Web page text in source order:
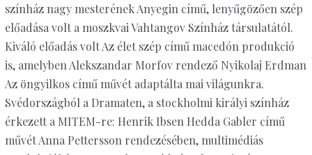
színház nagy mesterének Anyegin című, lenyűgözően szép
előadása volt a moszkvai Vahtangov Színház társulatától.
Kiváló előadás volt Az élet szép című macedón produkció
is, amelyben Alekszandar Morfov rendező Nyikolaj Erdman
Az öngyilkos című művét adaptálta mai világunkra.
Svédországból a Dramaten, a stockholmi királyi színház
érkezett a MITEM-re: Henrik Ibsen Hedda Gabler című
művét Anna Pettersson rendezésében, multimédiás